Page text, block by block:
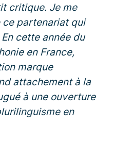
critique. Je me
ce partenariat qui
cette année du
en France,
marque
attachement à la
à une ouverture
en